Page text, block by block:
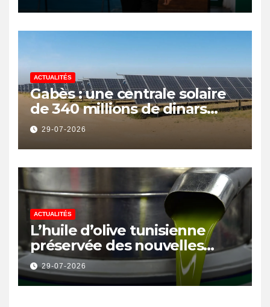
ACTUALITÉS
Gabès : une centrale solaire
de 340 millions de dinars
pour renforcer la transition
énergétique et créer 400
emplois
29-07-2026
ACTUALITÉS
L’huile d’olive tunisienne
préservée des nouvelles
surtaxes américaines de
Donald Trump
29-07-2026